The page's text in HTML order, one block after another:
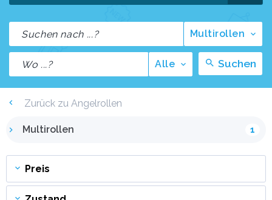
Multirollen
Alle Suchen
Zurück zu Angelrollen
Multirollen 1
Preis